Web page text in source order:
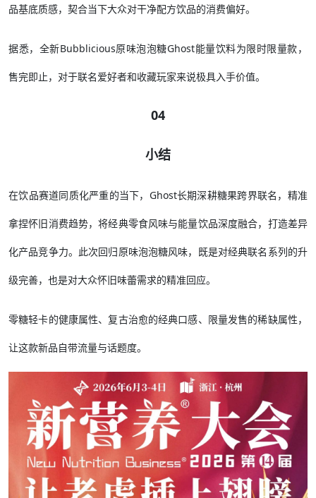
品基底质感，契合当下大众对干净配方饮品的消费偏好。
据悉，全新Bubblicious原味泡泡糖Ghost能量饮料为限时限量款，
售完即止，对于联名爱好者和收藏玩家来说极具入手价值。
04
小结
在饮品赛道同质化严重的当下，Ghost长期深耕糖果跨界联名，精准
拿捏怀旧消费趋势，将经典零食风味与能量饮品深度融合，打造差异
化产品竞争力。此次回归原味泡泡糖风味，既是对经典联名系列的升
级完善，也是对大众怀旧味蕾需求的精准回应。
零糖轻卡的健康属性、复古治愈的经典口感、限量发售的稀缺属性，
让这款新品自带流量与话题度。